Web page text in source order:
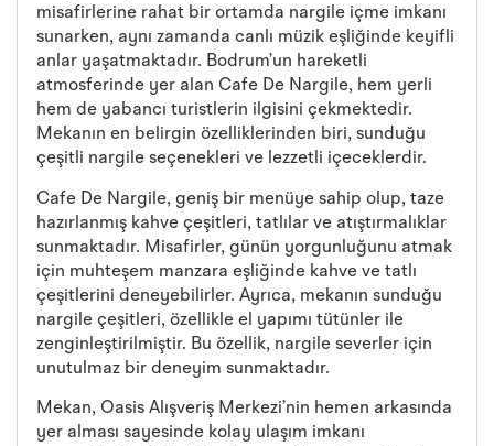
misafirlerine rahat bir ortamda nargile içme imkanı
sunarken, aynı zamanda canlı müzik eşliğinde keyifli
anlar yaşatmaktadır. Bodrum’un hareketli
atmosferinde yer alan Cafe De Nargile, hem yerli
hem de yabancı turistlerin ilgisini çekmektedir.
Mekanın en belirgin özelliklerinden biri, sunduğu
çeşitli nargile seçenekleri ve lezzetli içeceklerdir.
Cafe De Nargile, geniş bir menüye sahip olup, taze
hazırlanmış kahve çeşitleri, tatlılar ve atıştırmalıklar
sunmaktadır. Misafirler, günün yorgunluğunu atmak
için muhteşem manzara eşliğinde kahve ve tatlı
çeşitlerini deneyebilirler. Ayrıca, mekanın sunduğu
nargile çeşitleri, özellikle el yapımı tütünler ile
zenginleştirilmiştir. Bu özellik, nargile severler için
unutulmaz bir deneyim sunmaktadır.
Mekan, Oasis Alışveriş Merkezi’nin hemen arkasında
yer alması sayesinde kolay ulaşım imkanı